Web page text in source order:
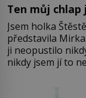
Ten můj
Jsem holka
představila
ji neopustilo
nikdy jsem jí to
Jsme spolu